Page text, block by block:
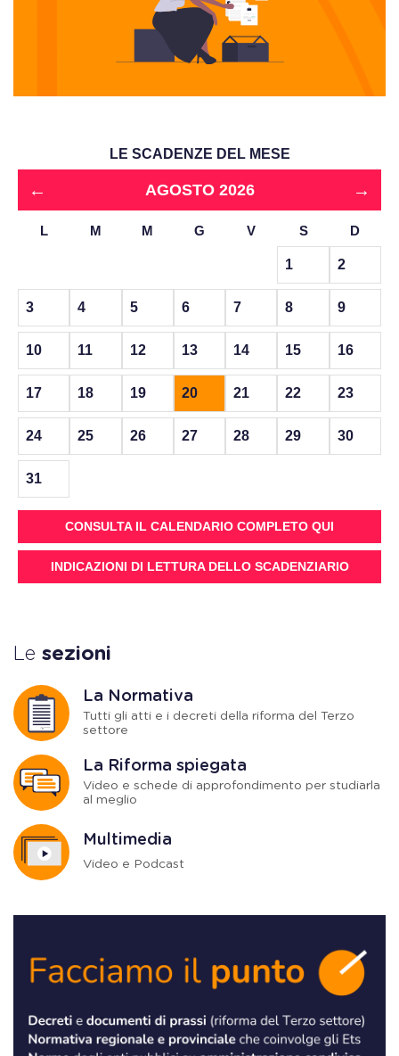
LE SCADENZE DEL MESE
← AGOSTO 2026 →
L M M G V S D
1 2
3 4 5 6 7 8 9
10 11 12 13 14 15 16
17 18 19 20 21 22 23
24 25 26 27 28 29 30
31
CONSULTA IL CALENDARIO COMPLETO QUI
INDICAZIONI DI LETTURA DELLO SCADENZIARIO
Le sezioni
La Normativa
Tutti gli atti e i decreti della riforma del Terzo
settore
La Riforma spiegata
Video e schede di approfondimento per studiarla
al meglio
Multimedia
Video e Podcast